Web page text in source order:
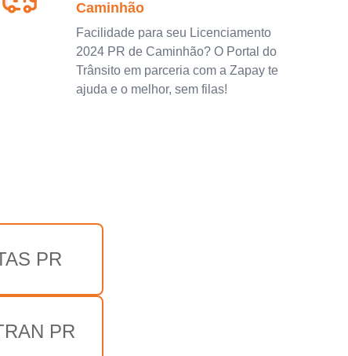
Caminhão
Facilidade para seu Licenciamento
2024 PR de Caminhão? O Portal do
Trânsito em parceria com a Zapay te
ajuda e o melhor, sem filas!
PR
PR